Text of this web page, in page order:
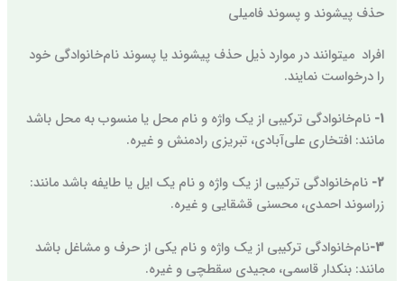
حذف پیشوند و پسوند فامیلی
افراد میتوانند در موارد ذیل حذف پیشوند یا پسوند نام‌خانوادگی خود
را درخواست نمایند.
1- نام‌خانوادگی ترکیبی از یک واژه و نام محل یا منسوب به محل باشد
مانند: افتخاری علی‌آبادی، تبریزی رادمنش و غیره.
2- نام‌خانوادگی ترکیبی از یک واژه و نام یک ایل یا طایفه باشد مانند:
زراسوند احمدی، محسنی قشقایی و غیره.
3- نام‌خانوادگی ترکیبی از یک واژه و نام یکی از حرف و مشاغل باشد
مانند: بنکدار قاسمی، مجیدی سقطچی و غیره.